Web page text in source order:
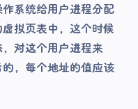
系统给用户进程分配
拟页表中，这个时候
对这个用户进程来
，每个地址的值应该